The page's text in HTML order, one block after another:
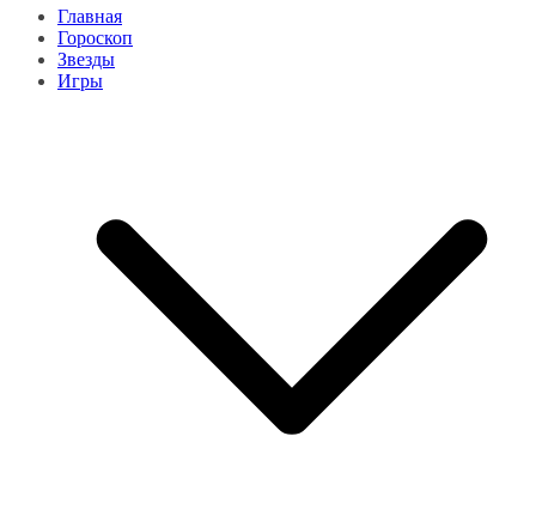
Главная
Гороскоп
Звезды
Игры